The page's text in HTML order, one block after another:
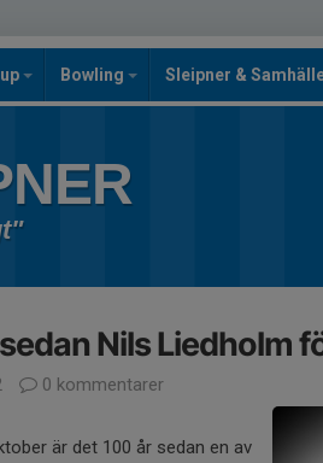
Bowling Sleipner &
Nils Liedholm
0 kommentarer
är det 100 år sedan en av